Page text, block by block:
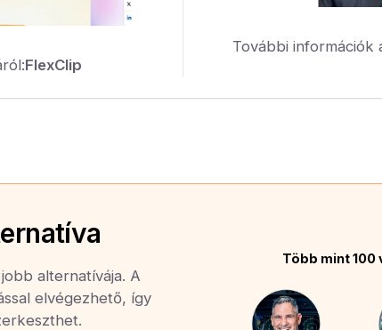
FlexClip
További
alternatívája. A
elvégezhető, így
Több mint 100